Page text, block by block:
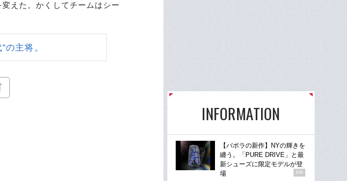
えた。かくしてチームはシー
主将。
INFORMATION
【バボラの新作】NYの輝きを
纏う。「PURE DRIVE」と最
新シューズに限定モデルが登
場
PR